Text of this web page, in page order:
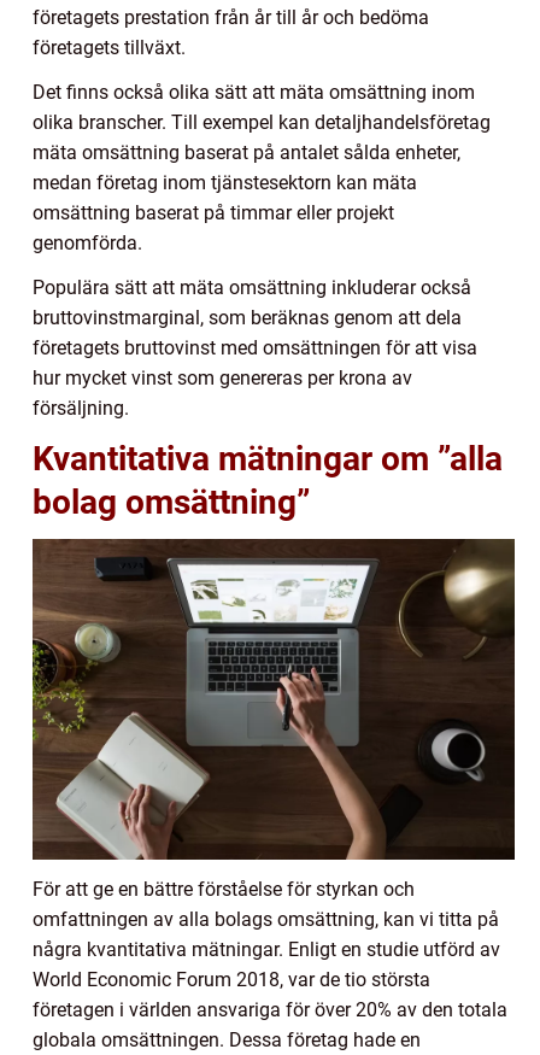
företagets prestation från år till år och bedöma
företagets tillväxt.
Det finns också olika sätt att mäta omsättning inom
olika branscher. Till exempel kan detaljhandelsföretag
mäta omsättning baserat på antalet sålda enheter,
medan företag inom tjänstesektorn kan mäta
omsättning baserat på timmar eller projekt
genomförda.
Populära sätt att mäta omsättning inkluderar också
bruttovinstmarginal, som beräknas genom att dela
företagets bruttovinst med omsättningen för att visa
hur mycket vinst som genereras per krona av
försäljning.
Kvantitativa mätningar om ”alla
bolag omsättning”
För att ge en bättre förståelse för styrkan och
omfattningen av alla bolags omsättning, kan vi titta på
några kvantitativa mätningar. Enligt en studie utförd av
World Economic Forum 2018, var de tio största
företagen i världen ansvariga för över 20% av den totala
globala omsättningen. Dessa företag hade en